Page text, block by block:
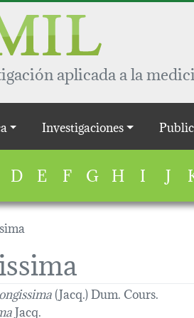
aplicada a la
Investigaciones
D E F G H I J
(Jacq.) Dum. Cours.
Jacq.